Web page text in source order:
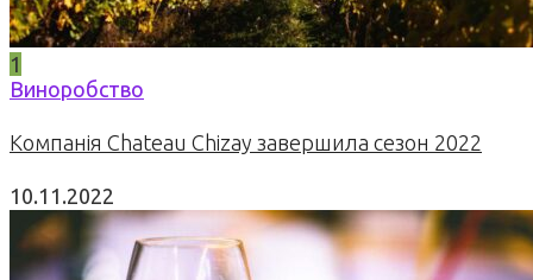
1
Виноробство
Компанія Chateau Chizay завершила сезон 2022
10.11.2022